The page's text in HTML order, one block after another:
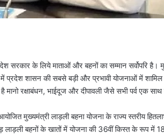
सरकार के लिये माताओं और बहनों का सम्मान सर्वोपरि है।
प्रदेश शासन की सबसे बड़ी और प्रभावी योजनाओं में शामिल
रक्षाबंधन, भाईदूज और दीपावली जैसे सभी पर्व एक साथ
मुख्यमंत्री लाड़ली बहना योजना के राज्य स्तरीय
बहनों के खातों में योजना की 36वीं किस्त के रूप में